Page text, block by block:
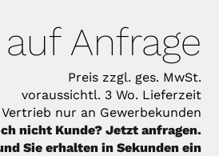
auf Anfrage
Preis zzgl. ges. MwSt.
voraussichtl. 3 Wo. Lieferzeit
Vertrieb nur an Gewerbekunden
nicht Kunde? Jetzt anfragen.
Sie erhalten in Sekunden ein